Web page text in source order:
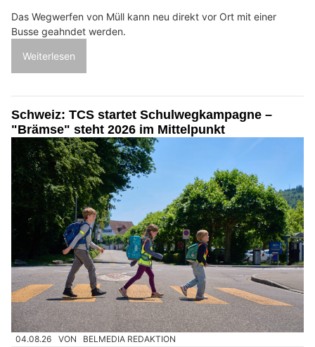
Das Wegwerfen von Müll kann neu direkt vor Ort mit einer
Busse geahndet werden.
Weiterlesen
Schweiz: TCS startet Schulwegkampagne –
"Brämse" steht 2026 im Mittelpunkt
04.08.26 VON BELMEDIA REDAKTION